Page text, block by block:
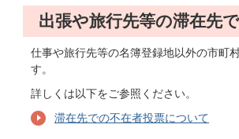
出張や旅行先等の滞在先
仕事や旅行先等の名簿登録地以外の市町
す。
詳しくは以下をご参照ください。
滞在先での不在者投票について